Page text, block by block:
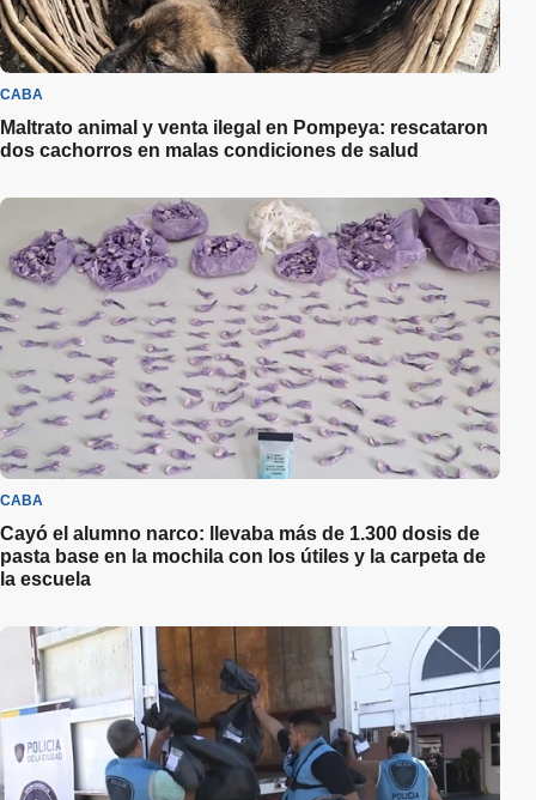
CABA
Maltrato animal y venta ilegal en Pompeya: rescataron
dos cachorros en malas condiciones de salud
CABA
Cayó el alumno narco: llevaba más de 1.300 dosis de
pasta base en la mochila con los útiles y la carpeta de
la escuela